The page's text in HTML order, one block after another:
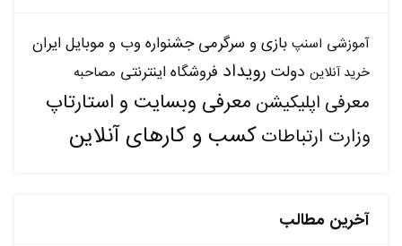
آموزشی اسنپ بازی و سرگرمی جشنواره وب و موبایل ایران
خرید آنلاین دولت رویداد فروشگاه اینترنتی مصاحبه
معرفی اپلیکیشن معرفی وبسایت و استارتاپ
وزارت ارتباطاتکسب و کارهای آنلاین
آخرین مطالب